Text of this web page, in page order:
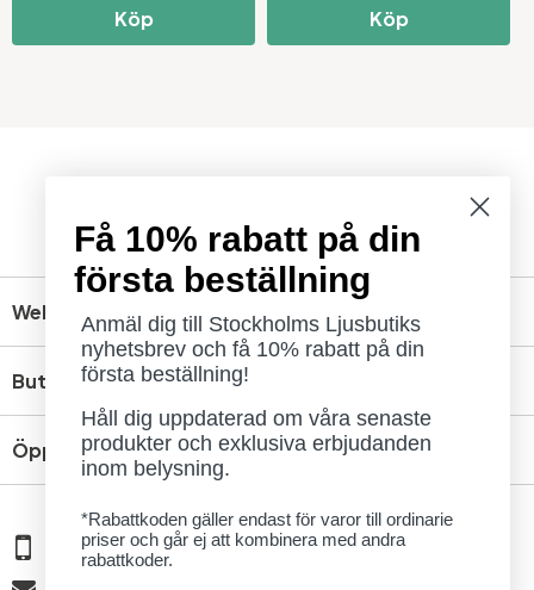
Köp Köp
Webbshop
Butik
Öppettider
08 - 654 29 00
Få 10% rabatt på din
första beställning
Anmäl dig till Stockholms Ljusbutiks
nyhetsbrev och få 10% rabatt på din
första beställning!
Håll dig uppdaterad om våra senaste
produkter och exklusiva erbjudanden
inom belysning.
*Rabattkoden gäller endast för varor till ordinarie
priser och går ej att kombinera med andra
rabattkoder.